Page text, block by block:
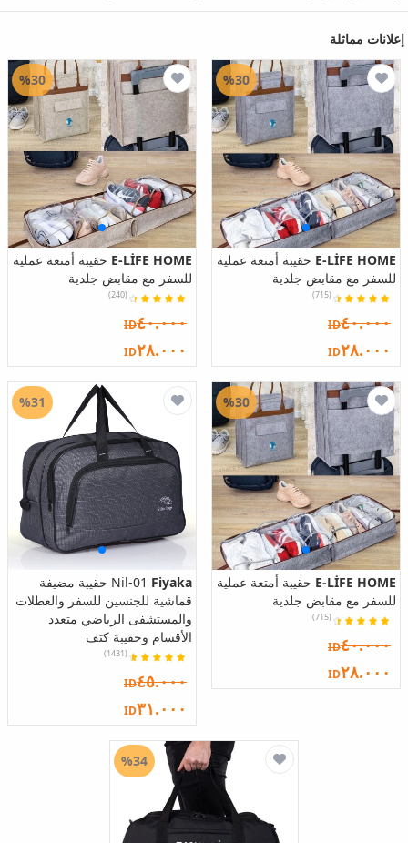
إعلانات مماثلة
E-LİFE HOME حقيبة أمتعة عملية
للسفر مع مقابض جلدية
(715)
ID٤٠.٠٠٠
ID٢٨.٠٠٠
%30
E-LİFE HOME حقيبة أمتعة عملية
للسفر مع مقابض جلدية
(240)
ID٤٠.٠٠٠
ID٢٨.٠٠٠
%30
E-LİFE HOME حقيبة أمتعة عملية
للسفر مع مقابض جلدية
(715)
ID٤٠.٠٠٠
ID٢٨.٠٠٠
%30
Fiyaka
Nil-01 حقيبة مضيفة
قماشية للجنسين للسفر والعطلات
والمستشفى الرياضي متعدد
الأقسام وحقيبة كتف
(1431)
ID٤٥.٠٠٠
ID٣١.٠٠٠
%31
%34